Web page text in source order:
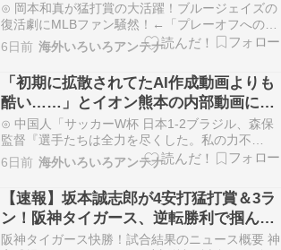
⊙ 岡本和真が猛打賞の大活躍！ブルージェイズの
復活劇にMLBファン騒然！←「プレーオフへの希
望が」（海外の反応）海外の反応スポーツ⊙ 【海
外の反応】村上宗隆が起死回生の同点23号弾から
ホ軍がサヨナラ！「子供を恐怖で泣かせる男」マ
ニア・オブ・フットボール 〜名将からの提言〜⊙
イオ…
6日前 海外いろいろアンテナ
「初期に拡散されてたAI作成動画よりも
酷い……」とイオン熊本の内部動画に目
撃者絶句、まるで爆撃があったみたいじ
ゃないか……
⊙ 中国人「サッカーW杯 日本1-2ブラジル、森保
監督『選手たちは全力を尽くした。私の力不
足』」 中国人「手札が足りなかっただけ」「中国
代表ならこう言うはず」じゃぽにか反応帳⊙ 某タ
レントの収入を知らされた税理士が仰天、ありえ
ない内容にタレントが叱責される異常事態にU-1
NEW…
6日前 海外いろいろアンテナ
【速報】坂本誠志郎が4安打猛打賞＆3ラ
ン！阪神タイガース、逆転勝利で掴んだ
試合結果の裏側
阪神タイガース快勝！試合結果のニュース概要 神